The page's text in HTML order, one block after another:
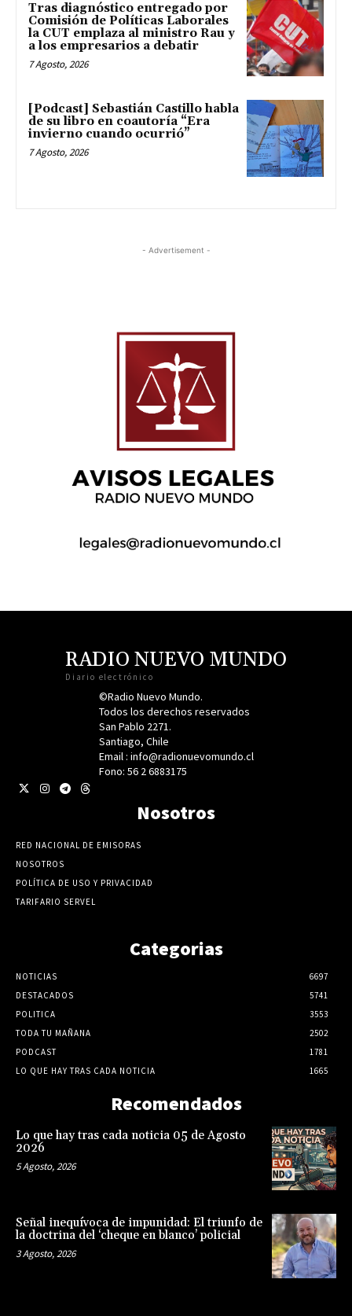
Tras diagnóstico entregado por
Comisión de Políticas Laborales
la CUT emplaza al ministro Rau y
a los empresarios a debatir
7 Agosto, 2026
[Podcast] Sebastián Castillo habla
de su libro en coautoría “Era
invierno cuando ocurrió”
7 Agosto, 2026
- Advertisement -
RADIO NUEVO MUNDO
Diario electrónico
©Radio Nuevo Mundo.
Todos los derechos reservados
San Pablo 2271.
Santiago, Chile
Email : info@radionuevomundo.cl
Fono: 56 2 6883175
Nosotros
RED NACIONAL DE EMISORAS
NOSOTROS
POLÍTICA DE USO Y PRIVACIDAD
TARIFARIO SERVEL
Categorias
NOTICIAS
6697
DESTACADOS
5741
POLITICA
3553
TODA TU MAÑANA
2502
PODCAST
1781
LO QUE HAY TRAS CADA NOTICIA
1665
Recomendados
Lo que hay tras cada noticia 05 de Agosto
2026
5 Agosto, 2026
Señal inequívoca de impunidad: El triunfo de
la doctrina del ‘cheque en blanco’ policial
3 Agosto, 2026